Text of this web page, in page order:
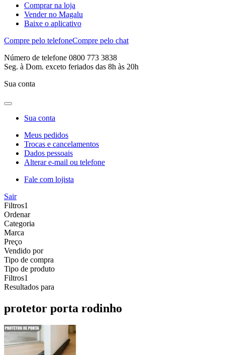
Comprar na loja
Vender no Magalu
Baixe o aplicativo
Compre pelo telefoneCompre pelo chat
Número de telefone 0800 773 3838
Seg. à Dom. exceto feriados das 8h às 20h
Sua conta
Sua conta
Meus pedidos
Trocas e cancelamentos
Dados pessoais
Alterar e-mail ou telefone
Fale com lojista
Sair
Filtros1
Ordenar
Categoria
Marca
Preço
Vendido por
Tipo de compra
Tipo de produto
Filtros1
Resultados para
protetor porta rodinho